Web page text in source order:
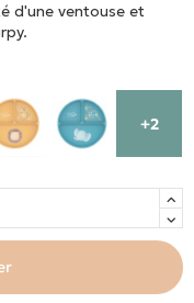
d'une ventouse et
+2